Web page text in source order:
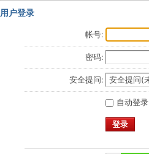
用户登录
帐号:
密码:
安全提问:
自动登录
登录